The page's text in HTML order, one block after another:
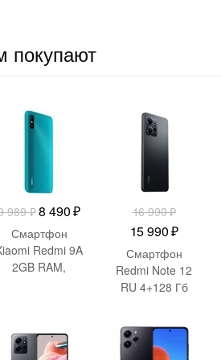
покупают
-1 499
989₽Первоначальная
цена
составляла
9
8 490₽Текущая
8
Смартфон
Redmi 9A
2GB RAM,
-1 000
16 990₽
Первоначальная
цена
составляла
16
15 990₽Текущая
цена:
15
990 ₽.
Смартфон
Redmi Note 12
RU 4+128 Гб
-3 000 -770₽